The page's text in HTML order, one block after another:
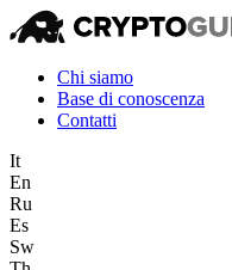
Chi siamo
Base di conoscenza
Contatti
It
En
Ru
Es
Sw